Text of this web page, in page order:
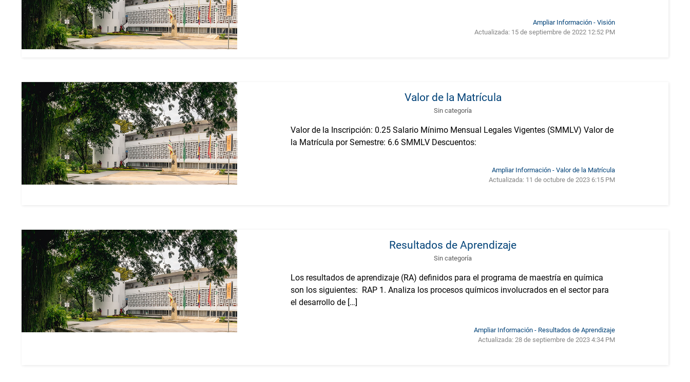
Ampliar Información - Visión
Actualizada: 15 de septiembre de 2022 12:52 PM
Valor de la Matrícula
Sin categoría
Valor de la Inscripción: 0.25 Salario Mínimo Mensual Legales Vigentes (SMMLV) Valor de
la Matrícula por Semestre: 6.6 SMMLV Descuentos:
Ampliar Información - Valor de la Matrícula
Actualizada: 11 de octubre de 2023 6:15 PM
Resultados de Aprendizaje
Sin categoría
Los resultados de aprendizaje (RA) definidos para el programa de maestría en química
son los siguientes: RAP 1. Analiza los procesos químicos involucrados en el sector para
el desarrollo de […]
Ampliar Información - Resultados de Aprendizaje
Actualizada:28 de septiembre de 2023 4:34 PM